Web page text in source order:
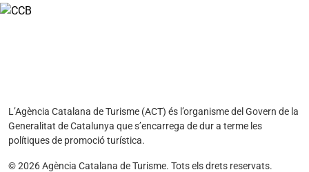
L’Agència Catalana de Turisme (ACT) és l’organisme del Govern de la
Generalitat de Catalunya que s’encarrega de dur a terme les
polítiques de promoció turística.
© 2026 Agència Catalana de Turisme. Tots els drets reservats.